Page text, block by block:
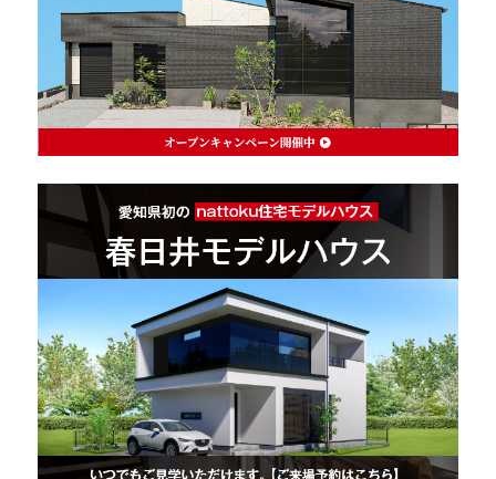
耐震等級3 & 許容応力度計算 全棟標準
徹底したコストダウンの追求
頑丈で長持ちの外壁
2030年の省エネ基準住宅
100年点検住宅
快適な室内環境へのこだわり
生涯続く安心のアフターフォロー
ラインナップ